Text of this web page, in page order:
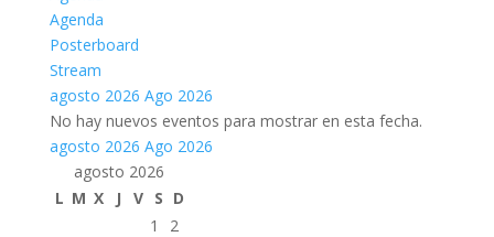
Agenda
Posterboard
Stream
agosto 2026 Ago 2026
No hay nuevos eventos para mostrar en esta fecha.
agosto 2026 Ago 2026
agosto 2026
L M X J V S D
1
2